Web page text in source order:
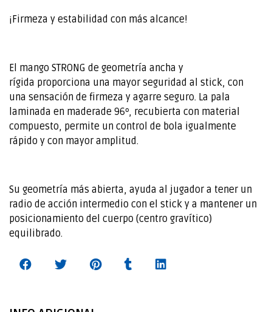
¡Firmeza y estabilidad con más alcance!
El mango STRONG de geometría ancha y
rígida proporciona una mayor seguridad al stick, con
una sensación de firmeza y agarre seguro. La pala
laminada en maderade 96º, recubierta con material
compuesto, permite un control de bola igualmente
rápido y con mayor amplitud.‍
Su geometría más abierta, ayuda al jugador a tener un
radio de acción intermedio con el stick y a mantener un
posicionamiento del cuerpo (centro gravítico)
equilibrado. ‍